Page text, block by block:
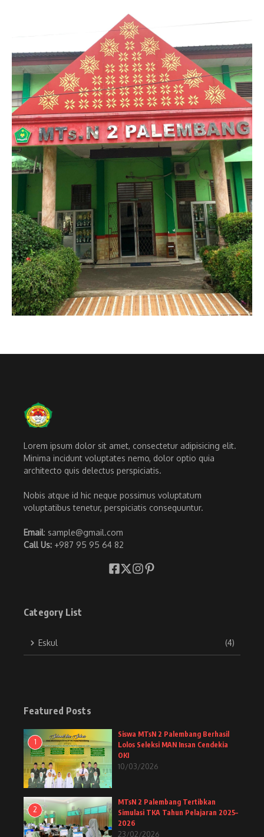
Lorem ipsum dolor sit amet, consectetur adipisicing elit.
Minima incidunt voluptates nemo, dolor optio quia
architecto quis delectus perspiciatis.
Nobis atque id hic neque possimus voluptatum
voluptatibus tenetur, perspiciatis consequuntur.
Email: sample@gmail.com
Call Us: +987 95 95 64 82
Category List
Eskul (4)
Featured Posts
1
Siswa MTsN 2 Palembang Berhasil
Lolos Seleksi MAN Insan Cendekia
OKI
10/03/2026
2
MTsN 2 Palembang Tertibkan
Simulasi TKA Tahun Pelajaran 2025–
2026
23/02/2026